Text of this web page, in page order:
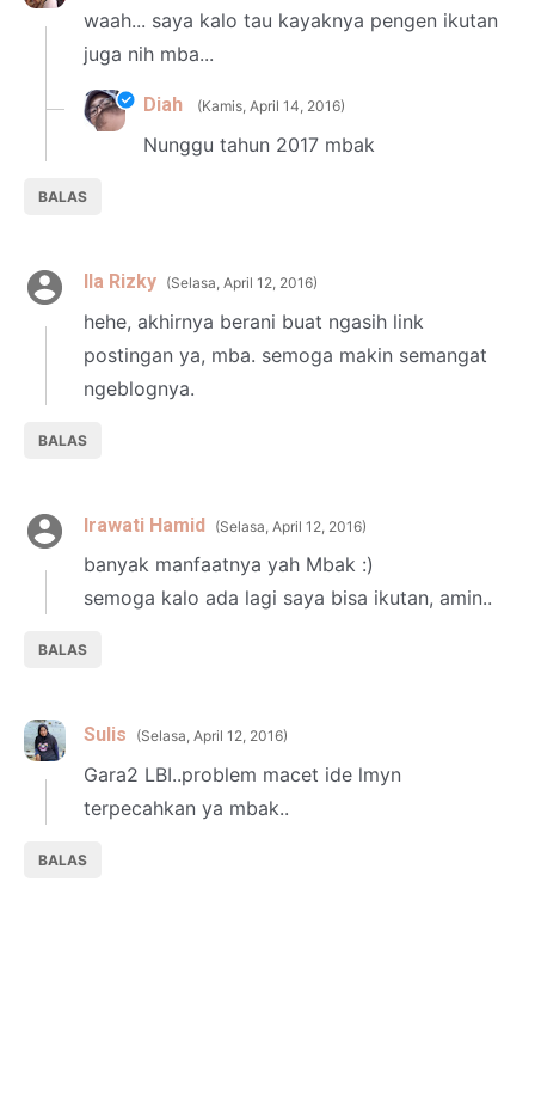
waah... saya kalo tau kayaknya pengen ikutan
juga nih mba...
BALAS
Diah Kamis, April 14, 2016
Nunggu tahun 2017 mbak
Ila Rizky Selasa, April 12, 2016
hehe, akhirnya berani buat ngasih link
postingan ya, mba. semoga makin semangat
ngeblognya.
BALAS
Irawati Hamid Selasa, April 12, 2016
banyak manfaatnya yah Mbak :)
semoga kalo ada lagi saya bisa ikutan, amin..
BALAS
Sulis Selasa, April 12, 2016
Gara2 LBI..problem macet ide lmyn
terpecahkan ya mbak..
BALAS